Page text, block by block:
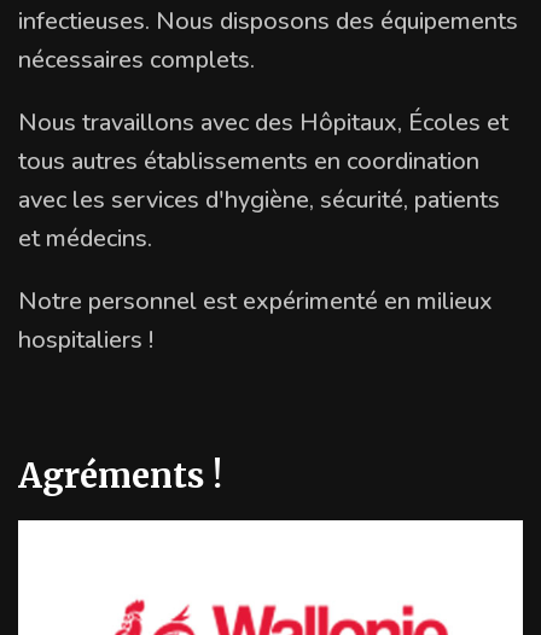
infectieuses. Nous disposons des équipements
nécessaires complets.
Nous travaillons avec des Hôpitaux, Écoles et
tous autres établissements en coordination
avec les services d'hygiène, sécurité, patients
et médecins.
Notre personnel est expérimenté en milieux
hospitaliers !
Agréments !